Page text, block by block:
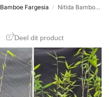
Bamboe Fargesia / Nitida Bamboe Planten Mix 100CM – Triple pack
Deel dit product